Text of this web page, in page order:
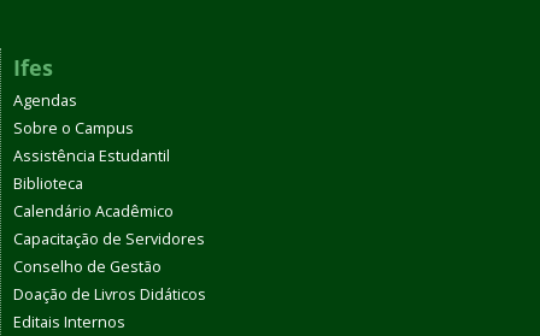
Ifes
Agendas
Sobre o Campus
Assistência Estudantil
Biblioteca
Calendário Acadêmico
Capacitação de Servidores
Conselho de Gestão
Doação de Livros Didáticos
Editais Internos